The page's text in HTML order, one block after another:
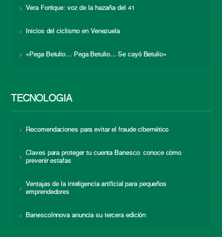
Vera Fortique: voz de la hazaña del 41
Inicios del ciclismo en Venezuela
«Pega Betulio… Pega Betulio… Se cayó Betulio»
TECNOLOGÍA
Recomendaciones para evitar el fraude cibernético
Claves para proteger tu cuenta Banesco: conoce cómo
prevenir estafas
Ventajas de la inteligencia artificial para pequeños
emprendedores
BanescoInnova anuncia su tercera edición